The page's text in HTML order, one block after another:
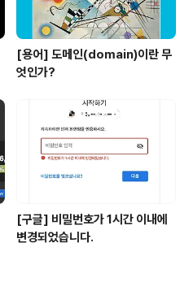
[용어] 도메인(domain)이란 무
엇인가?
[구글] 비밀번호가 1시간 이내에
변경되었습니다.